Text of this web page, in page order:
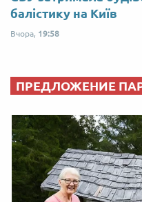
балістику на Київ
Вчора, 19:58
ПРЕДЛОЖЕНИЕ